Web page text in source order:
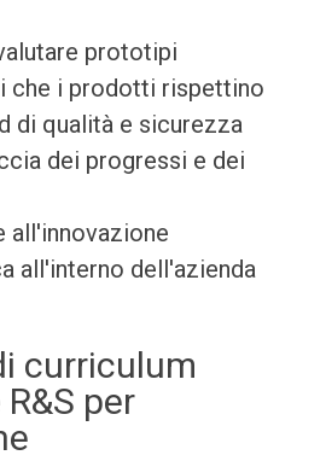
prototipi
che i prodotti rispettino
di qualità e sicurezza
dei progressi e dei
all'innovazione
all'interno dell'azienda
curriculum
per